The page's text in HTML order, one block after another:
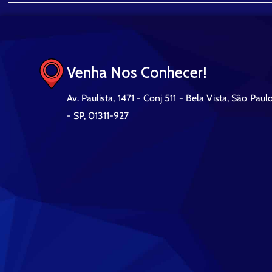
Venha Nos Conhecer!
Av. Paulista, 1471 - Conj 511 - Bela Vista, São
- SP, 01311-927